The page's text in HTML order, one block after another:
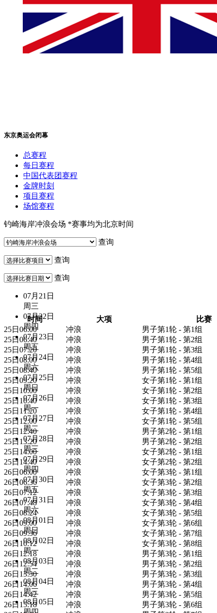
东京奥运会闭幕
总赛程
每日赛程
中国代表团赛程
金牌时刻
项目赛程
场馆赛程
钓崎海岸冲浪会场 *赛事均为北京时间
查询
查询
查询
07月21日
周三
07月22日
周四
07月23日
周五
07月24日
周六
07月25日
周日
07月26日
周一
07月27日
周二
07月28日
周三
07月29日
周四
07月30日
周五
07月31日
周六
08月01日
周日
08月02日
周一
08月03日
周二
08月04日
周三
08月05日
时间 大项
比赛
25日06:00
冲浪
男子第1轮 - 第1组
25日06:40
冲浪
男子第1轮 - 第2组
25日07:20
冲浪
男子第1轮 - 第3组
25日08:00
冲浪
男子第1轮 - 第4组
25日08:40
冲浪
男子第1轮 - 第5组
25日09:20
冲浪
女子第1轮 - 第1组
25日10:00
冲浪
女子第1轮 - 第2组
25日10:40
冲浪
女子第1轮 - 第3组
25日11:20
冲浪
女子第1轮 - 第4组
25日12:00
冲浪
女子第1轮 - 第5组
25日12:40
冲浪
男子第2轮 - 第1组
25日13:20
冲浪
男子第2轮 - 第2组
25日14:00
冲浪
女子第2轮 - 第1组
25日14:40
冲浪
女子第2轮 - 第2组
26日06:00
冲浪
女子第3轮 - 第1组
26日06:36
冲浪
女子第3轮 - 第2组
26日07:12
冲浪
女子第3轮 - 第3组
26日07:48
冲浪
女子第3轮 - 第4组
26日08:24
冲浪
女子第3轮 - 第5组
26日09:00
冲浪
女子第3轮 - 第6组
26日09:36
冲浪
女子第3轮 - 第7组
26日10:12
冲浪
女子第3轮 - 第8组
26日12:18
冲浪
男子第3轮 - 第1组
26日12:54
冲浪
男子第3轮 - 第2组
26日13:30
冲浪
男子第3轮 - 第3组
26日14:06
冲浪
男子第3轮 - 第4组
26日14:42
冲浪
男子第3轮 - 第5组
26日15:18
冲浪
男子第3轮 - 第6组